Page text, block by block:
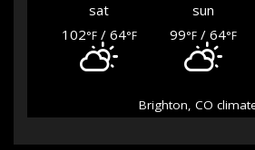
sat sun
102°F/ 64°F 99°F/ 64°F
Brighton, CO